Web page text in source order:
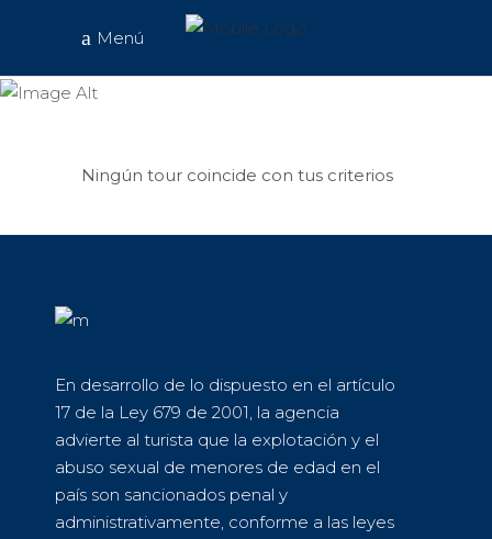
MenúDestinos
Ningún tour coincide con tus criterios
En desarrollo de lo dispuesto en el artículo
17 de la Ley 679 de 2001, la agencia
advierte al turista que la explotación y el
abuso sexual de menores de edad en el
país son sancionados penal y
administrativamente, conforme a las leyes